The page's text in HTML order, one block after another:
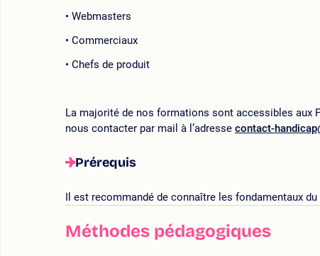
Webmasters
Commerciaux
Chefs de produit
La majorité de nos formations sont accessibles aux
nous contacter par mail à l’adresse contact-
Prérequis
Il est recommandé de connaître les fondamentaux
Méthodes pédagogiques